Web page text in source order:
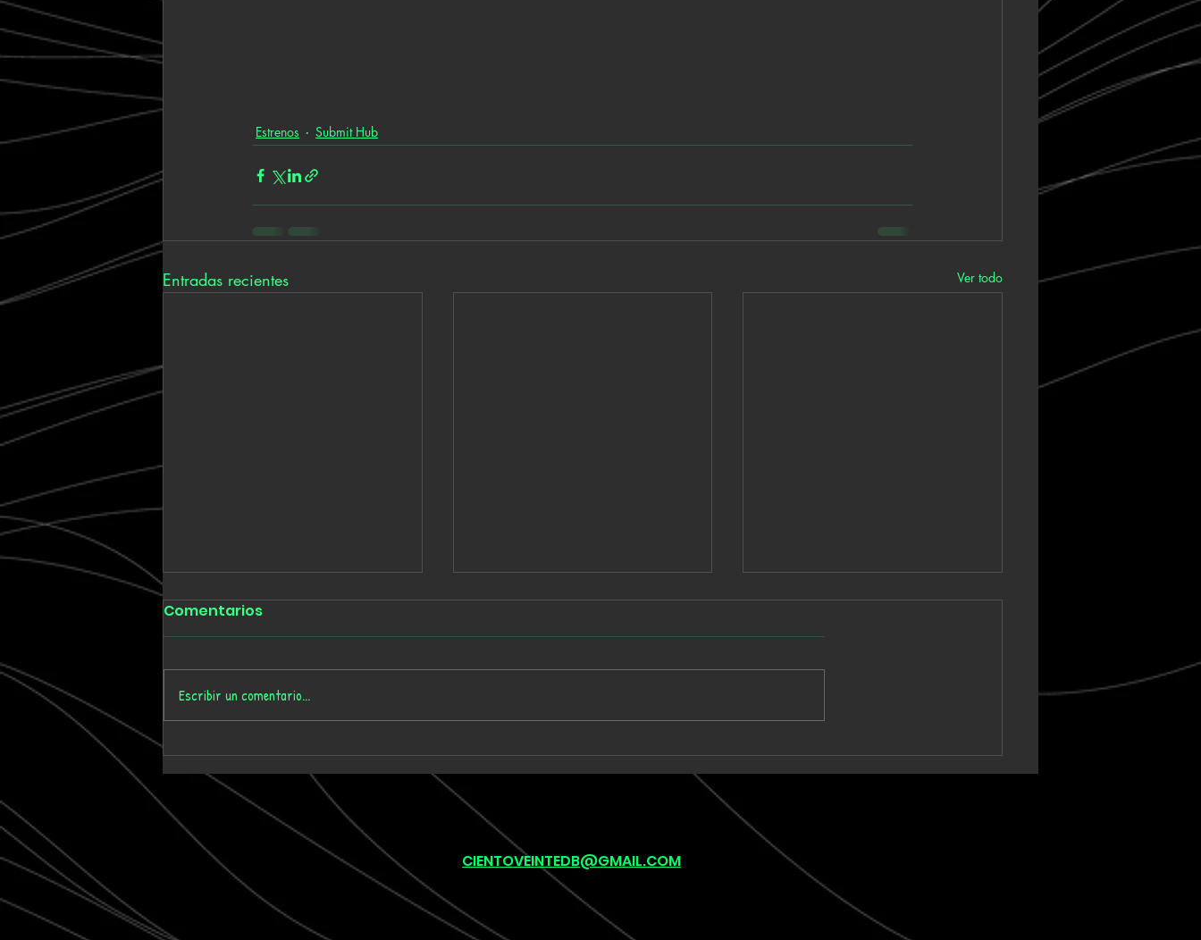
Estrenos Submit Hub
Entradas recientes Ver todo
Tmygn convierte
dieciséis años de
memoria personal en el
álbum 'Where Time Goes'
Babe Rainbow extiende
una suite de seis minutos
Unknown Vagabond
lleva un sintetizador
(left blank)”
Comentarios
Escribir un comentario...
CIENTOVEINTEDB@GMAIL.COM